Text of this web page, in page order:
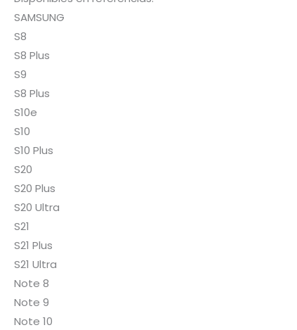
SAMSUNG
S8
S8 Plus
S9
S8 Plus
S10e
S10
S10 Plus
S20
S20 Plus
S20 Ultra
S21
S21 Plus
S21 Ultra
Note 8
Note 9
Note 10